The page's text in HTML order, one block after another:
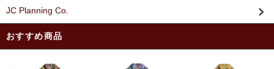
JC Planning Co.
おすすめ商品